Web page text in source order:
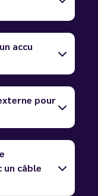
accu
pour
câble